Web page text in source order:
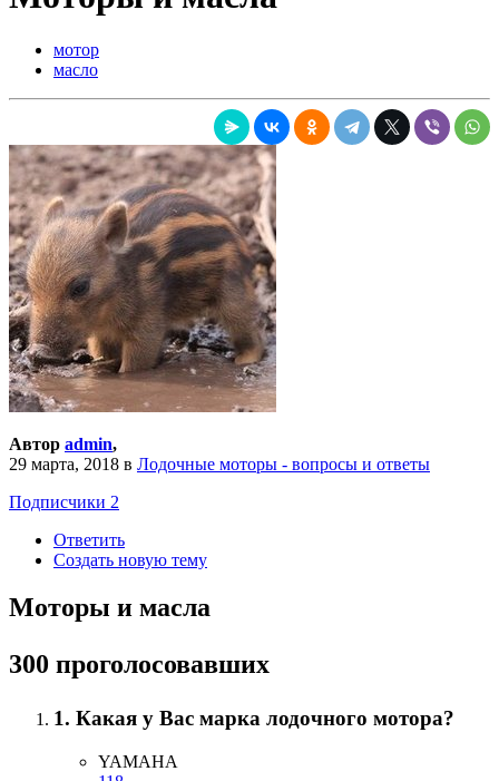
мотор
масло
Автор admin,
29 марта, 2018 в Лодочные моторы - вопросы и ответы
Подписчики 2
Ответить
Создать новую тему
Моторы и масла
300 проголосовавших
1. Какая у Вас марка лодочного мотора?
YAMAHA